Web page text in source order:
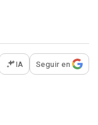
opciones para
IA Seguir en